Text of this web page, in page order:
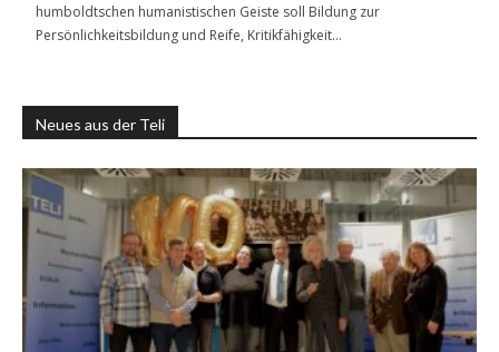
humboldtschen humanistischen Geiste soll Bildung zur
Persönlichkeitsbildung und Reife, Kritikfähigkeit…
Neues aus der Teli